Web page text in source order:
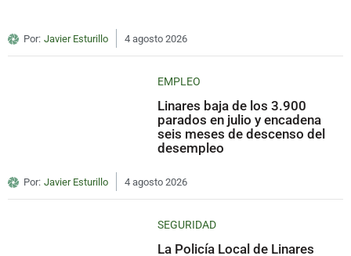
Por: Javier Esturillo 4 agosto 2026
EMPLEO
Linares baja de los 3.900
parados en julio y encadena
seis meses de descenso del
desempleo
Por: Javier Esturillo 4 agosto 2026
SEGURIDAD
La Policía Local de Linares